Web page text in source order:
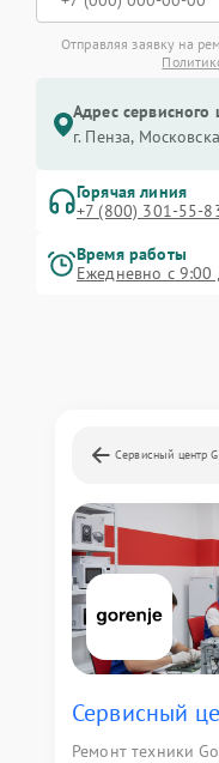
Отправляя заявку на
Адрес
г. Пенза,
Горячая линия
+7 (800) 301-55-
Время работы
Ежедневно с 9:00
Сервисный центр
Сервисный
Ремонт техники